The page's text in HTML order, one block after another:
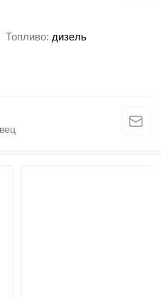
Топливо дизель